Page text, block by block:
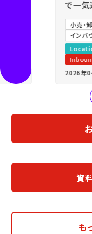
飲食・外
Location AI
Inbound Marketing
2026年04月05日
資
も